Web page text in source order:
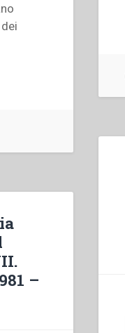
–